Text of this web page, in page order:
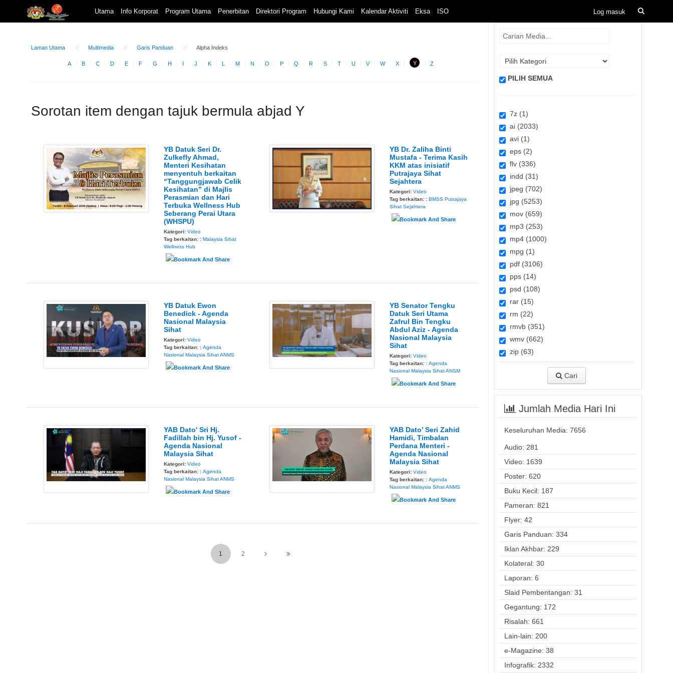
Utama Info Korporat Program Utama Penerbitan Direktori Program Hubungi Kami Kalendar Aktiviti Eksa ISO
Laman Utama Multimedia Garis Panduan Alpha Indeks
A B C D E F G H I J K L M N O P Q R S T U V W X Y Z
Sorotan item dengan tajuk bermula abjad Y
YB Datuk Seri Dr.
Zulkefly Ahmad,
Menteri Kesihatan
menyentuh berkaitan
“Tanggungjawab Celik
Kesihatan” di Majlis
Perasmian dan Hari
Terbuka Wellness Hub
Seberang Perai Utara
(WHSPU)
Kategori: Video
Tag berkaitan: : Malaysia Sihat
Wellness Hub
YB Dr. Zaliha Binti
Mustafa - Terima Kasih
KKM atas inisiatif
Putrajaya Sihat
Sejahtera
Kategori:Video
Tag berkaitan: :BMSS Putrajaya
Sihat Sejahtera
YB Datuk Ewon
Benedick - Agenda
Nasional Malaysia
Sihat
Kategori: Video
Tag berkaitan: : Agenda
Nasional Malaysia SihatANMS
YB Senator Tengku
Datuk Seri Utama
Zafrul Bin Tengku
Abdul Aziz - Agenda
Nasional Malaysia
Sihat
Kategori:Video
Tag berkaitan: :Agenda
Nasional Malaysia Sihat ANSM
YAB Dato' Sri Hj.
Fadillah bin Hj. Yusof -
Agenda Nasional
Malaysia Sihat
Kategori: Video
Tag berkaitan: : Agenda
Nasional Malaysia SihatANMS
YAB Dato’ Seri Zahid
Hamidi, Timbalan
Perdana Menteri -
Agenda Nasional
Malaysia Sihat
Kategori:Video
Tag berkaitan: :Agenda
Nasional Malaysia Sihat ANMS
1 2
PILIH SEMUA
7z (1)
ai (2033)
avi (1)
eps (2)
flv (336)
indd (31)
jpeg (702)
jpg (5253)
mov (659)
mp3 (253)
mp4 (1000)
mpg (1)
pdf (3106)
pps (14)
psd (108)
rar (15)
rm (22)
rmvb (351)
wmv (662)
zip (63)
Cari
Jumlah Media Hari Ini
Keseluruhan Media: 7656
Audio: 281
Video: 1639
Poster: 620
Buku Kecil: 187
Pameran: 821
Flyer: 42
Garis Panduan: 334
Iklan Akhbar: 229
Kolateral: 30
Laporan: 6
Slaid Pembentangan: 31
Gegantung: 172
Risalah: 661
Lain-lain: 200
e-Magazine: 38
Infografik: 2332